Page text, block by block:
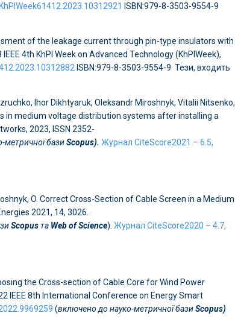
ISBN:979-8-3503-9554-9
of the leakage current through pin-type insulators with
4th KhPI Week on Advanced Technology (KhPIWeek),
ISBN:979-8-3503-9554-9 Тези, входить
Ihor Dikhtyaruk, Oleksandr Miroshnyk, Vitalii Nitsenko,
in medium voltage distribution systems after installing a
2023, ISSN 2352-
метричної базиScopus). Журнал CiteScore2021 – 6.5,
O. Correct Cross-Section of Cable Screen in a Medium
2021, 14, 3026.
Scopusта Web of Science). Журнал CiteScore2020 – 4.7,
the Cross-section of Cable Core for Wind Power
IEEE 8th International Conference on Energy Smart
(включено до науко-метричної базиScopus)